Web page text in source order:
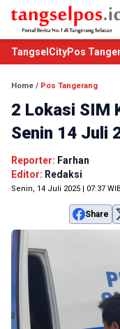
TangselCityPos
Home / Pos Tangerang
2 Lokasi SIM
Senin 14 Juli
Reporter: Farhan
Editor: Redaksi
Senin, 14 Juli 2025 | 07:37 WIB
Share